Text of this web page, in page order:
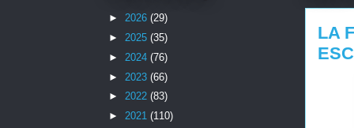
LA
► 2026 (29)
► 2025 (35)
► 2024 (76)
► 2023 (66)
► 2022 (83)
► 2021 (110)